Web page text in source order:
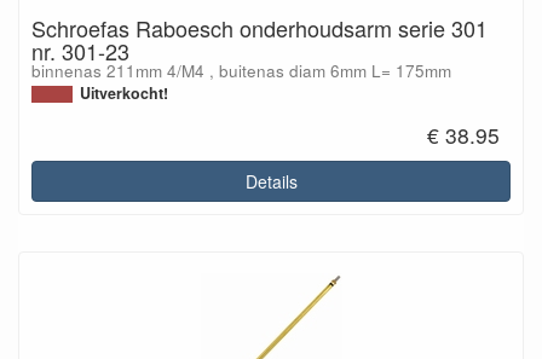
Schroefas Raboesch onderhoudsarm serie 301
nr. 301-23
binnenas 211mm 4/M4 , buitenas diam 6mm L= 175mm
Uitverkocht!
€ 38.95
Details